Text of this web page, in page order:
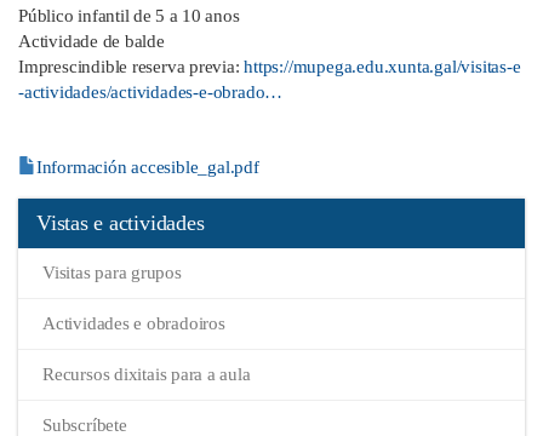
Público infantil de 5 a 10 anos
Actividade de balde
Imprescindible reserva previa:https://mupega.edu.xunta.gal/visitas-e
-actividades/actividades-e-obrado…
Ficheiro
Información accesible_gal.pdf
Vistas e actividades
Visitas para grupos
Actividades e obradoiros
Recursos dixitais para a aula
Subscríbete